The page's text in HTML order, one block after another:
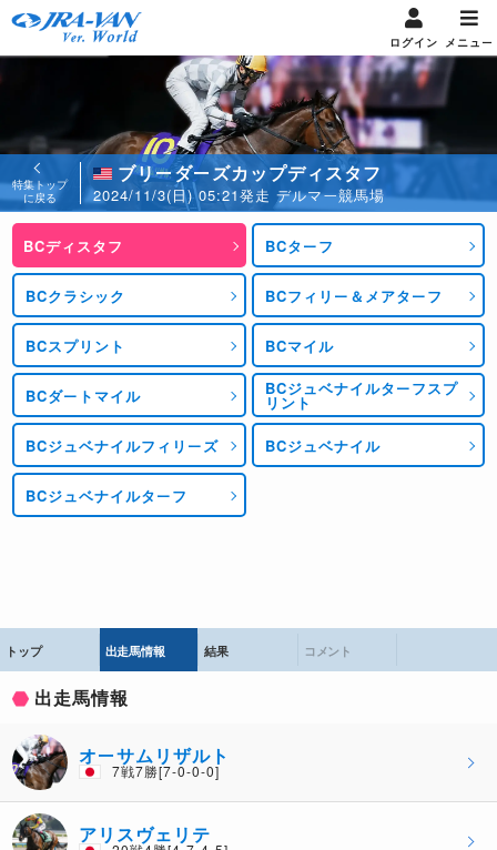
ログイン メニュー
特集トップ
に戻る
ブリーダーズカップディスタフ
2024/11/3(日) 05:21発走 デルマー競馬場
BCディスタフ BCターフ
BCクラシック BCフィリー＆メアターフ
BCスプリント BCマイル
BCダートマイル BCジュベナイルターフスプ
リント
BCジュベナイルフィリーズ BCジュベナイル
BCジュベナイルターフ
トップ 出走馬情報 結果 コメント
出走馬情報
オーサムリザルト
7戦7勝[7-0-0-0]
アリスヴェリテ